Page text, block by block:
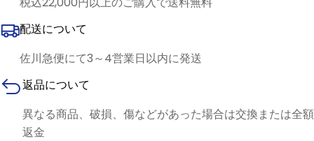
配送について
佐川急便にて3～4営業日以内に発送
返品について
異なる商品、破損、傷などがあった場合は交換または全額
返金